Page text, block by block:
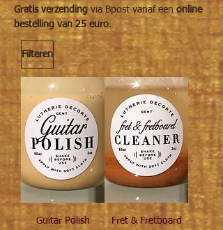
Gratis verzending via Bpost vanaf eenonline
bestelling van 25 euro.
Filteren
Guitar Polish
Fret & Fretboard